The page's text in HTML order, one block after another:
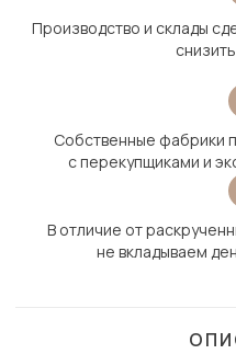
Производство и склады
Собственные фабрики
с перекупщиками и
В отличие от
не вкладываем